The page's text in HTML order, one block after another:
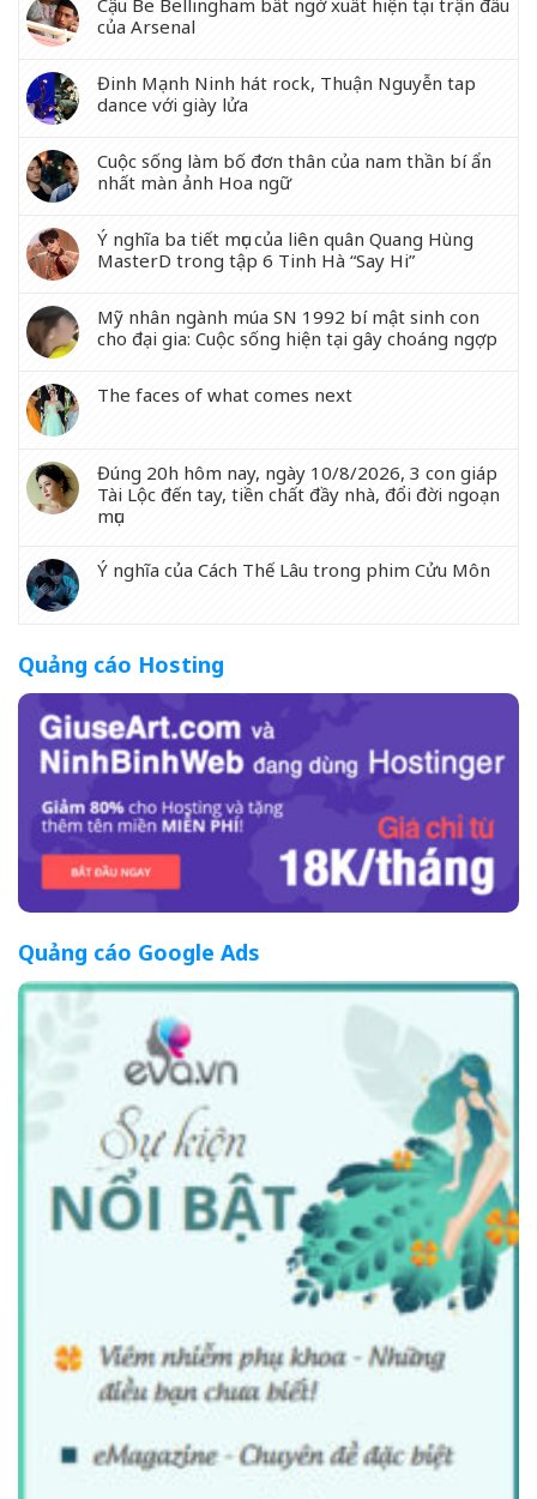
Cậu Be Bellingham bất ngờ xuất hiện tại trận đấu
của Arsenal
Đinh Mạnh Ninh hát rock, Thuận Nguyễn tap
dance với giày lửa
Cuộc sống làm bố đơn thân của nam thần bí ẩn
nhất màn ảnh Hoa ngữ
Ý nghĩa ba tiết mục của liên quân Quang Hùng
MasterD trong tập 6 Tinh Hà “Say Hi”
Mỹ nhân ngành múa SN 1992 bí mật sinh con
cho đại gia: Cuộc sống hiện tại gây choáng ngợp
The faces of what comes next
Đúng 20h hôm nay, ngày 10/8/2026, 3 con giáp
Tài Lộc đến tay, tiền chất đầy nhà, đổi đời ngoạn
mục
Ý nghĩa của Cách Thế Lâu trong phim Cửu Môn
Quảng cáo Hosting
Quảng cáo Google Ads